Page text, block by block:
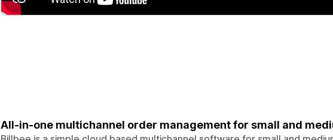
All-in-one multichannel order management for small and